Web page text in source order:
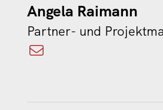
Angela Raimann
Partner- und